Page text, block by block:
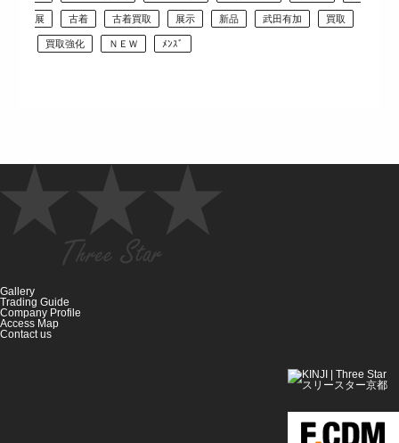
展 古着 古着買取 展示 新品 武田有加 買取
買取強化 ＮＥＷ ﾒﾝｽﾞ
Gallery
Trading Guide
Company Profile
Access Map
Contact us